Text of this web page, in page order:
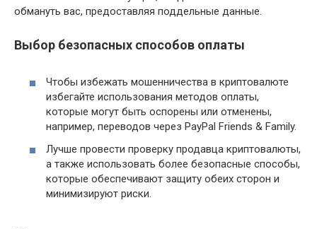
обмануть вас, предоставляя поддельные данные.
Выбор безопасных способов оплаты
Чтобы избежать мошенничества в криптовалюте
избегайте использования методов оплаты,
которые могут быть оспорены или отменены,
например, переводов через PayPal Friends & Family.
Лучше провести проверку продавца криптовалюты,
а также использовать более безопасные способы,
которые обеспечивают защиту обеих сторон и
минимизируют риски.